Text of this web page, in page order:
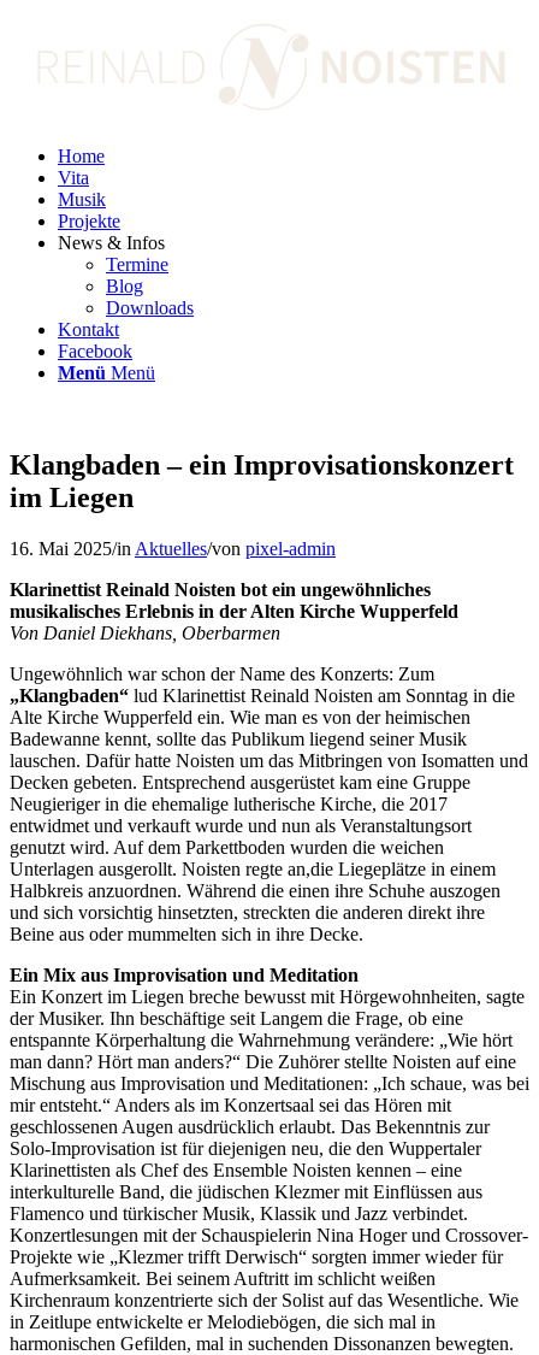
Home
Vita
Musik
Projekte
News & Infos
Termine
Blog
Downloads
Kontakt
Facebook
Menü Menü
Klangbaden – ein Improvisationskonzert
im Liegen
16. Mai 2025/in Aktuelles/von pixel-admin
Klarinettist Reinald Noisten bot ein ungewöhnliches
musikalisches Erlebnis in der Alten Kirche Wupperfeld
Von Daniel Diekhans, Oberbarmen
Ungewöhnlich war schon der Name des Konzerts: Zum
„Klangbaden“ lud Klarinettist Reinald Noisten am Sonntag in die
Alte Kirche Wupperfeld ein. Wie man es von der heimischen
Badewanne kennt, sollte das Publikum liegend seiner Musik
lauschen. Dafür hatte Noisten um das Mitbringen von Isomatten und
Decken gebeten. Entsprechend ausgerüstet kam eine Gruppe
Neugieriger in die ehemalige lutherische Kirche, die 2017
entwidmet und verkauft wurde und nun als Veranstaltungsort
genutzt wird. Auf dem Parkettboden wurden die weichen
Unterlagen ausgerollt. Noisten regte an,die Liegeplätze in einem
Halbkreis anzuordnen. Während die einen ihre Schuhe auszogen
und sich vorsichtig hinsetzten, streckten die anderen direkt ihre
Beine aus oder mummelten sich in ihre Decke.
Ein Mix aus Improvisation und Meditation
Ein Konzert im Liegen breche bewusst mit Hörgewohnheiten, sagte
der Musiker. Ihn beschäftige seit Langem die Frage, ob eine
entspannte Körperhaltung die Wahrnehmung verändere: „Wie hört
man dann? Hört man anders?“ Die Zuhörer stellte Noisten auf eine
Mischung aus Improvisation und Meditationen: „Ich schaue, was bei
mir entsteht.“ Anders als im Konzertsaal sei das Hören mit
geschlossenen Augen ausdrücklich erlaubt. Das Bekenntnis zur
Solo-Improvisation ist für diejenigen neu, die den Wuppertaler
Klarinettisten als Chef des Ensemble Noisten kennen – eine
interkulturelle Band, die jüdischen Klezmer mit Einflüssen aus
Flamenco und türkischer Musik, Klassik und Jazz verbindet.
Konzertlesungen mit der Schauspielerin Nina Hoger und Crossover-
Projekte wie „Klezmer trifft Derwisch“ sorgten immer wieder für
Aufmerksamkeit. Bei seinem Auftritt im schlicht weißen
Kirchenraum konzentrierte sich der Solist auf das Wesentliche. Wie
in Zeitlupe entwickelte er Melodiebögen, die sich mal in
harmonischen Gefilden, mal in suchenden Dissonanzen bewegten.